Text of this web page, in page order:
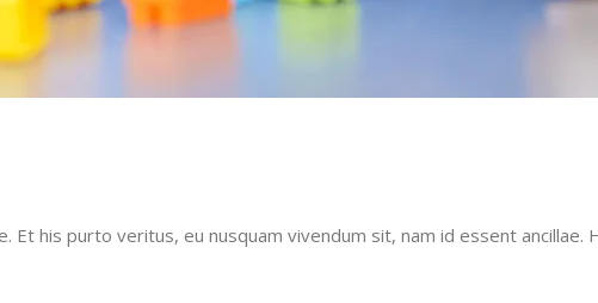
Et his purto veritus, eu nusquam vivendum sit, nam id essent ancillae.